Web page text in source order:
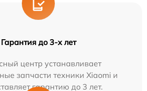
Гарантия до 3-х лет
центр устанавливает
запчасти техники Xiaomi и
гарантию до 3 лет.